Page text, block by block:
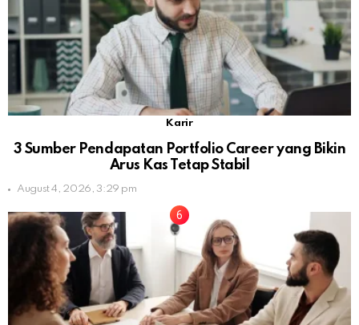
Karir
3 Sumber Pendapatan Portfolio Career yang Bikin
Arus Kas Tetap Stabil
August 4, 2026, 3:29 pm